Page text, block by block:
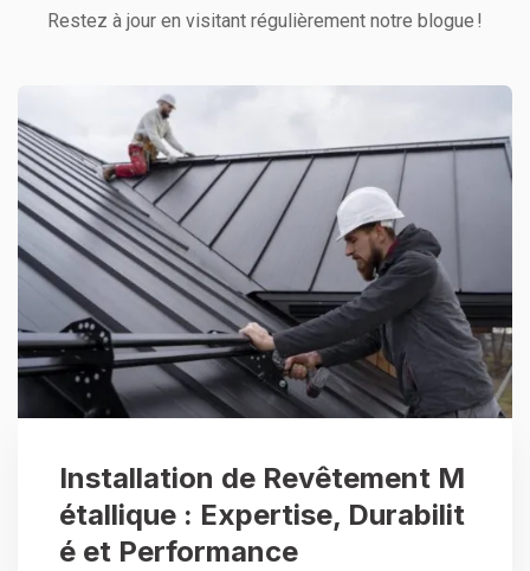
Restez à jour en visitant régulièrement notre blogue !
Installation de Revêtement M
étallique : Expertise, Durabilit
é et Performance